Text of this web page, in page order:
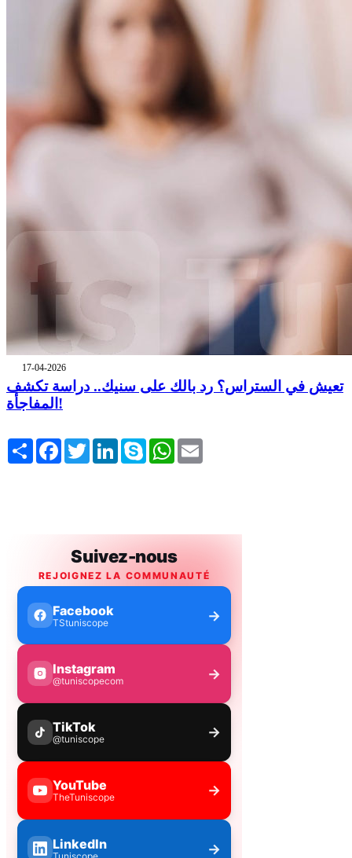
17-04-2026
تعيش في الستراس؟ رد بالك على سنيك.. دراسة تكشف
المفاجأة!
Share FacebookTwitterLinkedInSkype WhatsApp